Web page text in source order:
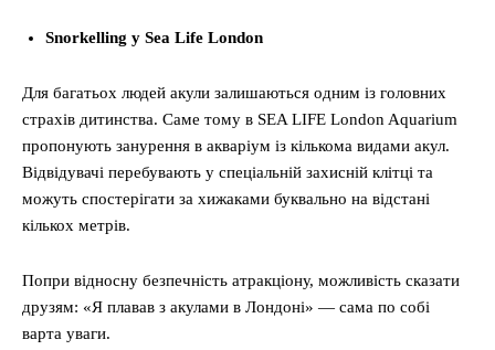
Snorkelling у Sea Life London
Для багатьох людей акули залишаються одним із головних
страхів дитинства. Саме тому в SEA LIFE London Aquarium
пропонують занурення в акваріум із кількома видами акул.
Відвідувачі перебувають у спеціальній захисній клітці та
можуть спостерігати за хижаками буквально на відстані
кількох метрів.
Попри відносну безпечність атракціону, можливість сказати
друзям: «Я плавав з акулами в Лондоні» — сама по собі
варта уваги.